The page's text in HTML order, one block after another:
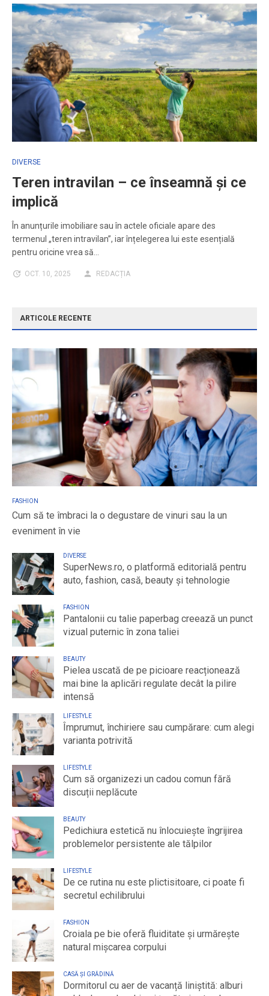
DIVERSE
Teren intravilan – ce înseamnă și ce
implică
În anunțurile imobiliare sau în actele oficiale apare des
termenul „teren intravilan”, iar înțelegerea lui este esențială
pentru oricine vrea să…
OCT. 10, 2025 REDACȚIA
ARTICOLE RECENTE
FASHION
Cum să te îmbraci la o degustare de vinuri sau la un
eveniment în vie
DIVERSE
SuperNews.ro, o platformă editorială pentru
auto, fashion, casă, beauty și tehnologie
FASHION
Pantalonii cu talie paperbag creează un punct
vizual puternic în zona taliei
BEAUTY
Pielea uscată de pe picioare reacționează
mai bine la aplicări regulate decât la pilire
intensă
LIFESTYLE
Împrumut, închiriere sau cumpărare: cum alegi
varianta potrivită
LIFESTYLE
Cum să organizezi un cadou comun fără
discuții neplăcute
BEAUTY
Pedichiura estetică nu înlocuiește îngrijirea
problemelor persistente ale tălpilor
LIFESTYLE
De ce rutina nu este plictisitoare, ci poate fi
secretul echilibrului
FASHION
Croiala pe bie oferă fluiditate și urmărește
natural mișcarea corpului
CASĂ ȘI GRĂDINĂ
Dormitorul cu aer de vacanță liniștită: alburi